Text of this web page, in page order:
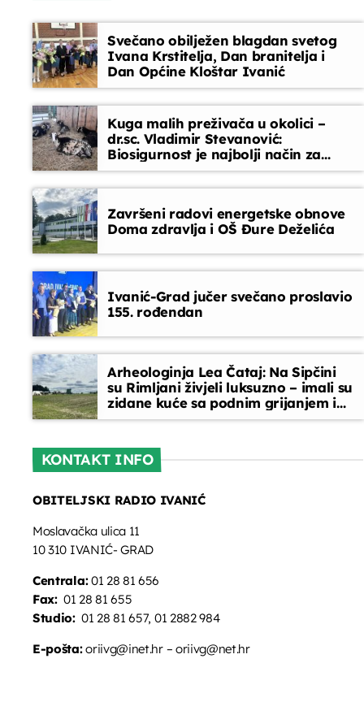
Jutarnja kronika
07:00 - 07:30
emisija. Blok dobre glazbe donosi lagane ritmove,
domaće i strane pjesme koje prate vaše
svakodnevne trenutke
Svečano obilježen blagdan svetog
Ivana Krstitelja, Dan branitelja i
Dan Općine Kloštar Ivanić
Kuga malih preživača u okolici –
dr.sc. Vladimir Stevanović:
Biosigurnost je najbolji način za
sprječavanje ulaska bolesti
Završeni radovi energetske obnove
Doma zdravlja i OŠ Đure Deželića
Ivanić-Grad jučer svečano proslavio
155. rođendan
Arheologinja Lea Čataj: Na Sipčini
su Rimljani živjeli luksuzno – imali su
zidane kuće sa podnim grijanjem i
oslikanim zidovima
KONTAKT INFO
OBITELJSKI RADIO IVANIĆ
Moslavačka ulica 11
10 310 IVANIĆ- GRAD
Centrala:01 28 81 656
Fax:01 28 81 655
Studio:01 28 81 657, 01 2882 984
E-pošta:oriivg@inet.hr – oriivg@net.hr